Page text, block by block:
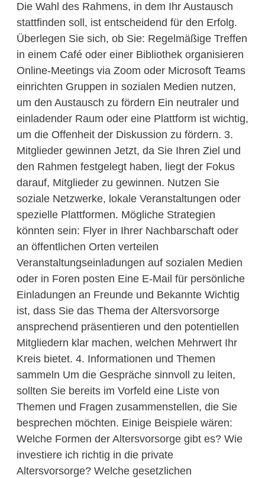
Die Wahl des Rahmens, in dem Ihr Austausch
stattfinden soll, ist entscheidend für den Erfolg.
Überlegen Sie sich, ob Sie: Regelmäßige Treffen
in einem Café oder einer Bibliothek organisieren
Online-Meetings via Zoom oder Microsoft Teams
einrichten Gruppen in sozialen Medien nutzen,
um den Austausch zu fördern Ein neutraler und
einladender Raum oder eine Plattform ist wichtig,
um die Offenheit der Diskussion zu fördern. 3.
Mitglieder gewinnen Jetzt, da Sie Ihren Ziel und
den Rahmen festgelegt haben, liegt der Fokus
darauf, Mitglieder zu gewinnen. Nutzen Sie
soziale Netzwerke, lokale Veranstaltungen oder
spezielle Plattformen. Mögliche Strategien
könnten sein: Flyer in Ihrer Nachbarschaft oder
an öffentlichen Orten verteilen
Veranstaltungseinladungen auf sozialen Medien
oder in Foren posten Eine E-Mail für persönliche
Einladungen an Freunde und Bekannte Wichtig
ist, dass Sie das Thema der Altersvorsorge
ansprechend präsentieren und den potentiellen
Mitgliedern klar machen, welchen Mehrwert Ihr
Kreis bietet. 4. Informationen und Themen
sammeln Um die Gespräche sinnvoll zu leiten,
sollten Sie bereits im Vorfeld eine Liste von
Themen und Fragen zusammenstellen, die Sie
besprechen möchten. Einige Beispiele wären:
Welche Formen der Altersvorsorge gibt es? Wie
investiere ich richtig in die private
Altersvorsorge? Welche gesetzlichen